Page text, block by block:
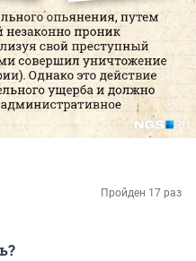
Пройден 17 раз